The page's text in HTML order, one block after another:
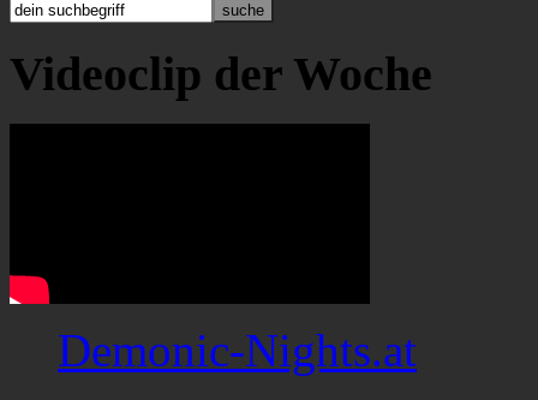
Videoclip der Woche
Demonic-Nights.at